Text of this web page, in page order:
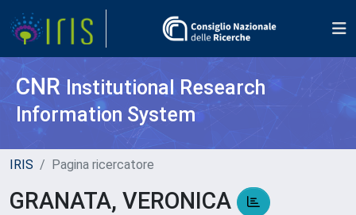
CNR Institutional Research
Information System
IRIS Pagina ricercatore
GRANATA, VERONICA